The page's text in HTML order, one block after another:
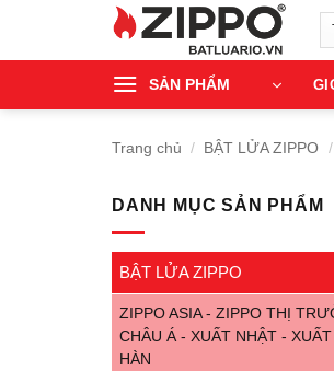
SẢN PHẨM
Trang chủ / BẬT LỬA ZIPPO /
DANH MỤC SẢN PHẨM
BẬT LỬA ZIPPO
ZIPPO ASIA - ZIPPO THỊ
CHÂU Á - XUẤT NHẬT - XUẤT
HÀN